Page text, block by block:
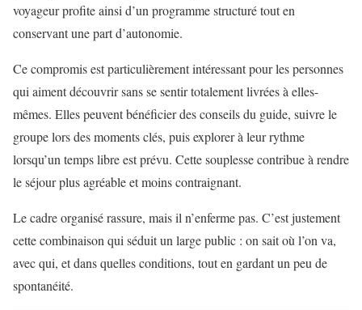
voyageur profite ainsi d’un programme structuré tout en
conservant une part d’autonomie.
Ce compromis est particulièrement intéressant pour les personnes
qui aiment découvrir sans se sentir totalement livrées à elles-
mêmes. Elles peuvent bénéficier des conseils du guide, suivre le
groupe lors des moments clés, puis explorer à leur rythme
lorsqu’un temps libre est prévu. Cette souplesse contribue à rendre
le séjour plus agréable et moins contraignant.
Le cadre organisé rassure, mais il n’enferme pas. C’est justement
cette combinaison qui séduit un large public : on sait où l’on va,
avec qui, et dans quelles conditions, tout en gardant un peu de
spontanéité.